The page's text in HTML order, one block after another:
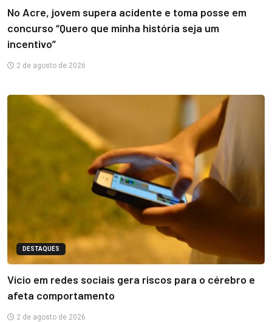
No Acre, jovem supera acidente e toma posse em
concurso “Quero que minha história seja um
incentivo”
2 de agosto de 2026
DESTAQUES
Vício em redes sociais gera riscos para o cérebro e
afeta comportamento
2 de agosto de 2026